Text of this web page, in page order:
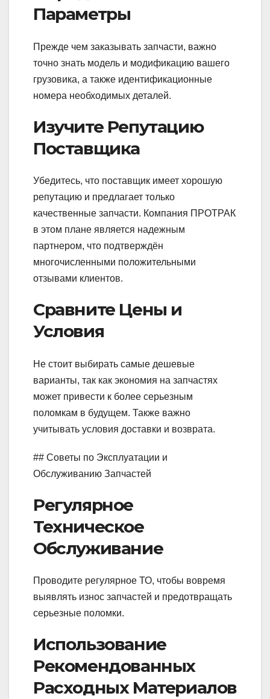
Параметры
Прежде чем заказывать запчасти, важно
точно знать модель и модификацию вашего
грузовика, а также идентификационные
номера необходимых деталей.
Изучите Репутацию
Поставщика
Убедитесь, что поставщик имеет хорошую
репутацию и предлагает только
качественные запчасти. Компания ПРОТРАК
в этом плане является надежным
партнером, что подтверждён
многочисленными положительными
отзывами клиентов.
Сравните Цены и
Условия
Не стоит выбирать самые дешевые
варианты, так как экономия на запчастях
может привести к более серьезным
поломкам в будущем. Также важно
учитывать условия доставки и возврата.
## Советы по Эксплуатации и
Обслуживанию Запчастей
Регулярное
Техническое
Обслуживание
Проводите регулярное ТО, чтобы вовремя
выявлять износ запчастей и предотвращать
серьезные поломки.
Использование
Рекомендованных
Расходных Материалов